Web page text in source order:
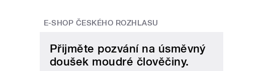
E-SHOP ČESKÉHO ROZHLASU
Přijměte pozvání na úsměvný
doušek moudré člověčiny.